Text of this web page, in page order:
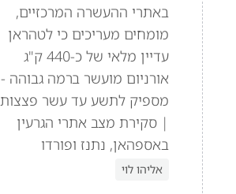
באתרי ההעשרה המרכזיים,
מומחים מעריכים כי לטהראן
עדיין מלאי של כ-440 ק"ג
אורניום מועשר ברמה גבוהה -
מספיק לתשע עד עשר פצצות
| סקירת מצב אתרי הגרעין
באספהאן, נתנז ופורדו
אליהו לוי